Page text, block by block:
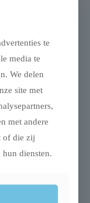
iglo
bruin
€45,96
te
media te
We delen
site met
met andere
of die zij
diensten.